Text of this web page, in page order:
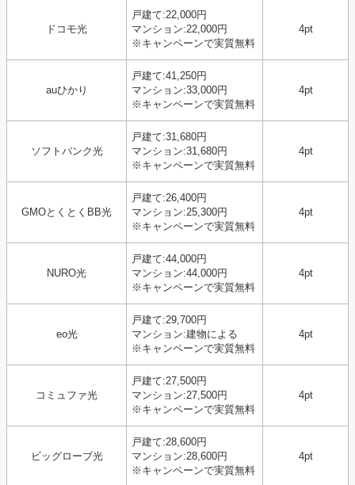
ドコモ光
戸建て:22,000円
マンション:22,000円
※キャンペーンで実質無料
4pt
auひかり
戸建て:41,250円
マンション:33,000円
※キャンペーンで実質無料
4pt
ソフトバンク光
戸建て:31,680円
マンション:31,680円
※キャンペーンで実質無料
4pt
GMOとくとくBB光
戸建て:26,400円
マンション:25,300円
※キャンペーンで実質無料
4pt
NURO光
戸建て:44,000円
マンション:44,000円
※キャンペーンで実質無料
4pt
eo光
戸建て:29,700円
マンション:建物による
※キャンペーンで実質無料
4pt
コミュファ光
戸建て:27,500円
マンション:27,500円
※キャンペーンで実質無料
4pt
ビッグローブ光
戸建て:28,600円
マンション:28,600円
※キャンペーンで実質無料
4pt